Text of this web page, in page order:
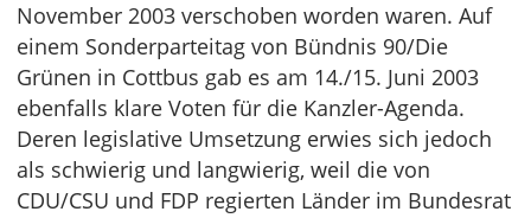
November 2003 verschoben worden waren. Auf
einem Sonderparteitag von Bündnis 90/Die
Grünen in Cottbus gab es am 14./15. Juni 2003
ebenfalls klare Voten für die Kanzler-Agenda.
Deren legislative Umsetzung erwies sich jedoch
als schwierig und langwierig, weil die von
CDU/CSU und FDP regierten Länder im Bundesrat